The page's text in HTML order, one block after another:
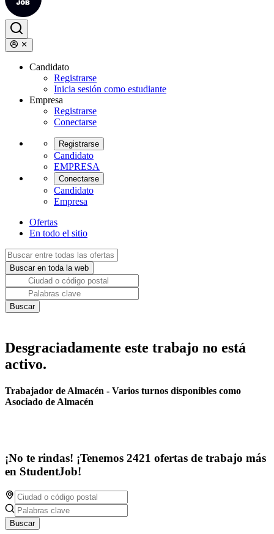
Candidato
Registrarse
Inicia sesión como estudiante
Empresa
Registrarse
Conectarse
Registrarse
Candidato
EMPRESA
Conectarse
Candidato
Empresa
Ofertas
En todo el sitio
Desgraciadamente este trabajo no está
activo.
Trabajador de Almacén - Varios turnos disponibles como
Asociado de Almacén
¡No te rindas! ¡Tenemos 2421 ofertas de trabajo más
en StudentJob!
Buscar